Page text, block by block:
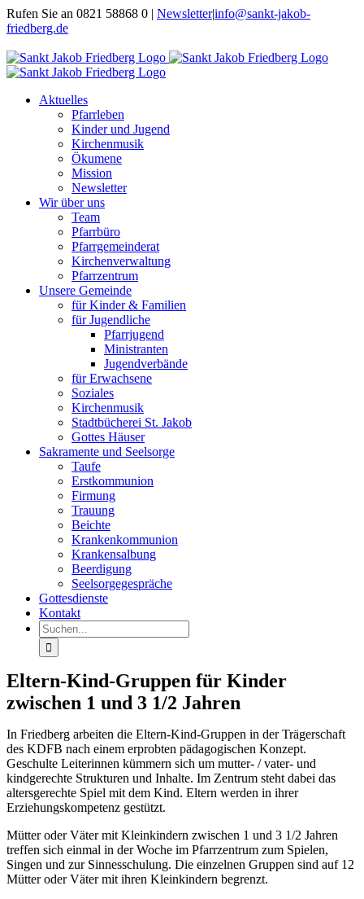
Zum
Inhalt
Rufen Sie an 0821 58868 0 | Newsletter|info@sankt-jakob-
friedberg.de
Aktuelles
Pfarrleben
Kinder und Jugend
Kirchenmusik
Ökumene
Mission
Newsletter
Wir über uns
Team
Pfarrbüro
Pfarrgemeinderat
Kirchenverwaltung
Pfarrzentrum
Unsere Gemeinde
für Kinder & Familien
für Jugendliche
Pfarrjugend
Ministranten
Jugendverbände
für Erwachsene
Soziales
Kirchenmusik
Stadtbücherei St. Jakob
Gottes Häuser
Sakramente und Seelsorge
Taufe
Erstkommunion
Firmung
Trauung
Beichte
Krankenkommunion
Krankensalbung
Beerdigung
Seelsorgegespräche
Gottesdienste
Kontakt
Suche
nach:
Eltern-Kind-Gruppen für Kinder
zwischen 1 und 3 1/2 Jahren
In Friedberg arbeiten die Eltern-Kind-Gruppen in der Trägerschaft
des KDFB nach einem erprobten pädagogischen Konzept.
Geschulte Leiterinnen kümmern sich um mutter- / vater- und
kindgerechte Strukturen und Inhalte. Im Zentrum steht dabei das
altersgerechte Spiel mit dem Kind. Eltern werden in ihrer
Erziehungskompetenz gestützt.
Mütter oder Väter mit Kleinkindern zwischen 1 und 3 1/2 Jahren
treffen sich einmal in der Woche im Pfarrzentrum zum Spielen,
Singen und zur Sinnesschulung. Die einzelnen Gruppen sind auf 12
Mütter oder Väter mit ihren Kleinkindern begrenzt.